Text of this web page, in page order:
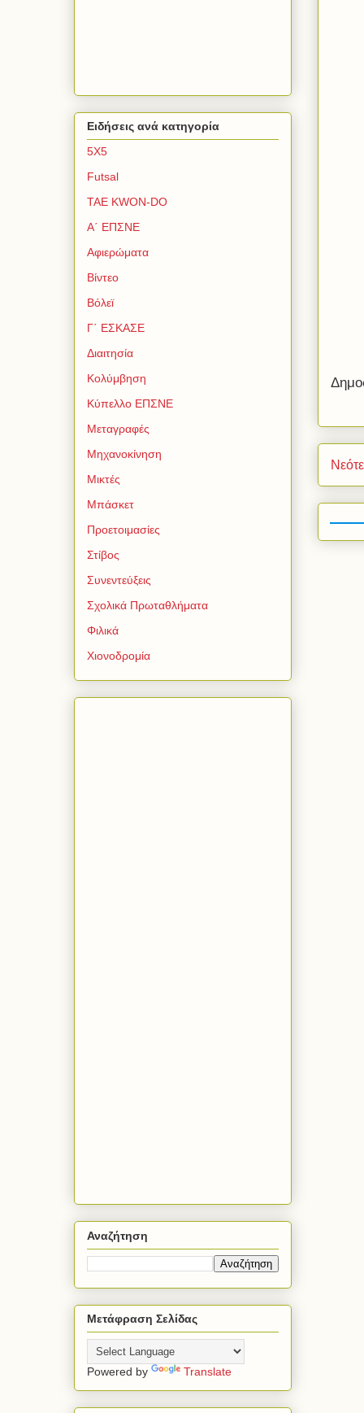
Ειδήσεις ανά κατηγορία
5Χ5
Futsal
TAE KWON-DO
Α΄ ΕΠΣΝΕ
Αφιερώματα
Βίντεο
Βόλεϊ
Γ΄ ΕΣΚΑΣΕ
Διαιτησία
Κολύμβηση
Κύπελλο ΕΠΣΝΕ
Μεταγραφές
Μηχανοκίνηση
Μικτές
Μπάσκετ
Προετοιμασίες
Στίβος
Συνεντεύξεις
Σχολικά Πρωταθλήματα
Φιλικά
Χιονοδρομία
Αναζήτηση
Μετάφραση Σελίδας
Powered by Translate